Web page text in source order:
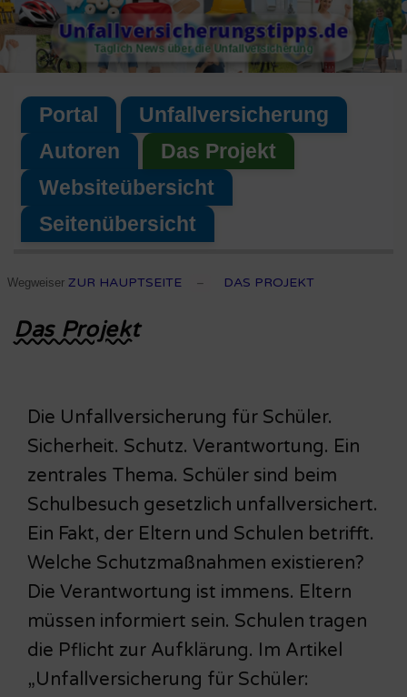
Skip
to
content
Unfallversicherungstipps.de
Täglich News über die Unfallversicherung
Portal
Unfallversicherung
Autoren
Das Projekt
Websiteübersicht
Seitenübersicht
Wegweiser ZUR HAUPTSEITE – DAS PROJEKT
Das Projekt
Die Unfallversicherung für Schüler.
Sicherheit. Schutz. Verantwortung. Ein
zentrales Thema. Schüler sind beim
Schulbesuch gesetzlich unfallversichert.
Ein Fakt, der Eltern und Schulen betrifft.
Welche Schutzmaßnahmen existieren?
Die Verantwortung ist immens. Eltern
müssen informiert sein. Schulen tragen
die Pflicht zur Aufklärung. Im Artikel
„Unfallversicherung für Schüler: